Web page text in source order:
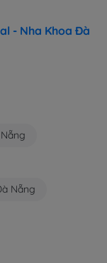
- Nha Khoa Đà
Nẵng